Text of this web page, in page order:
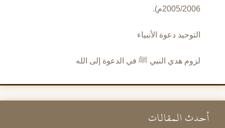
2005/2006م).
التوحيد دعوة الأنبياء
لزوم هدي النبي ﷺ في الدعوة إلى الله
أحدث المقالات